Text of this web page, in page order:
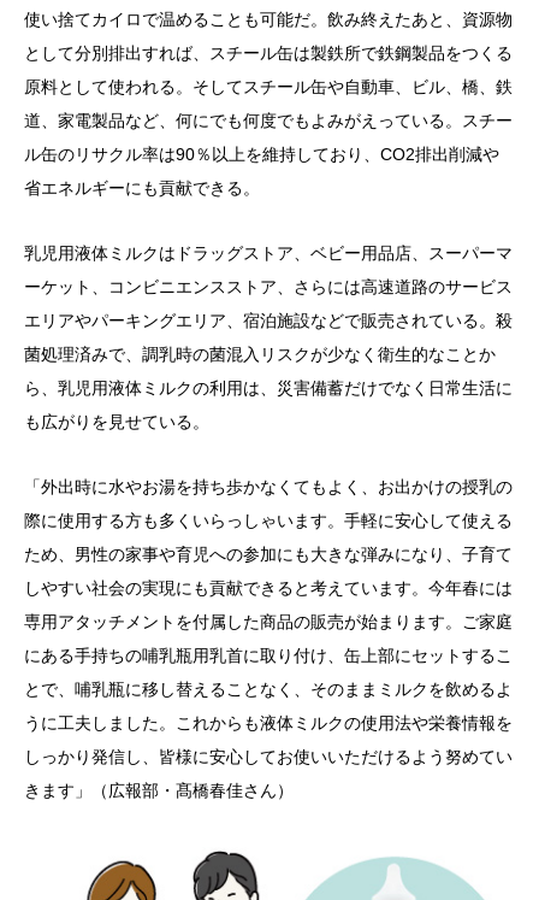
使い捨てカイロで温めることも可能だ。飲み終えたあと、資源物
として分別排出すれば、スチール缶は製鉄所で鉄鋼製品をつくる
原料として使われる。そしてスチール缶や自動車、ビル、橋、鉄
道、家電製品など、何にでも何度でもよみがえっている。スチー
ル缶のリサクル率は90％以上を維持しており、CO2排出削減や
省エネルギーにも貢献できる。
乳児用液体ミルクはドラッグストア、ベビー用品店、スーパーマ
ーケット、コンビニエンスストア、さらには高速道路のサービス
エリアやパーキングエリア、宿泊施設などで販売されている。殺
菌処理済みで、調乳時の菌混入リスクが少なく衛生的なことか
ら、乳児用液体ミルクの利用は、災害備蓄だけでなく日常生活に
も広がりを見せている。
「外出時に水やお湯を持ち歩かなくてもよく、お出かけの授乳の
際に使用する方も多くいらっしゃいます。手軽に安心して使える
ため、男性の家事や育児への参加にも大きな弾みになり、子育て
しやすい社会の実現にも貢献できると考えています。今年春には
専用アタッチメントを付属した商品の販売が始まります。ご家庭
にある手持ちの哺乳瓶用乳首に取り付け、缶上部にセットするこ
とで、哺乳瓶に移し替えることなく、そのままミルクを飲めるよ
うに工夫しました。これからも液体ミルクの使用法や栄養情報を
しっかり発信し、皆様に安心してお使いいただけるよう努めてい
きます」（広報部・髙橋春佳さん）